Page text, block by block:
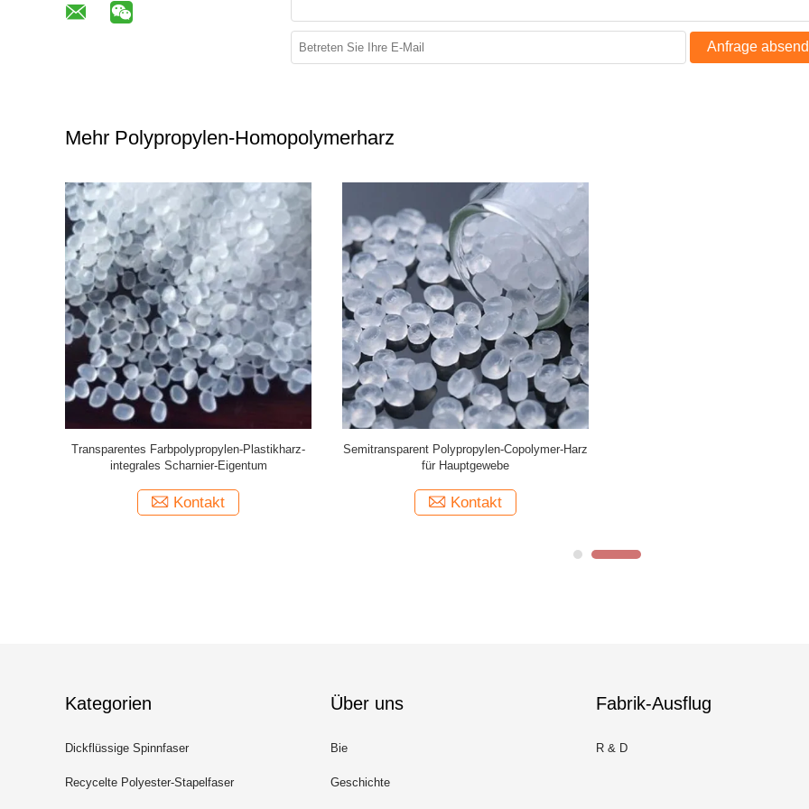
Anfrage
Mehr Polypropylen-Homopolymerharz
Transparentes Farbpolypropylen-Plastikharz-
integrales Scharnier-Eigentum
Kontakt
Semitransparent Polypropylen-Copolymer-Harz
für Hauptgewebe
Kontakt
Kategorien
Dickflüssige Spinnfaser
Recycelte Polyester-Stapelfaser
Über uns
Bie
Geschichte
Fabrik-Ausflug
R & D